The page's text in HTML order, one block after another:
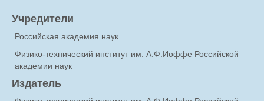
Учредители
Российская академия наук
Физико-технический институт им. А.Ф.Иоффе Российской
академии наук
Издатель